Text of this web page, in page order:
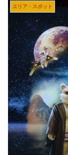
エリア・スポット